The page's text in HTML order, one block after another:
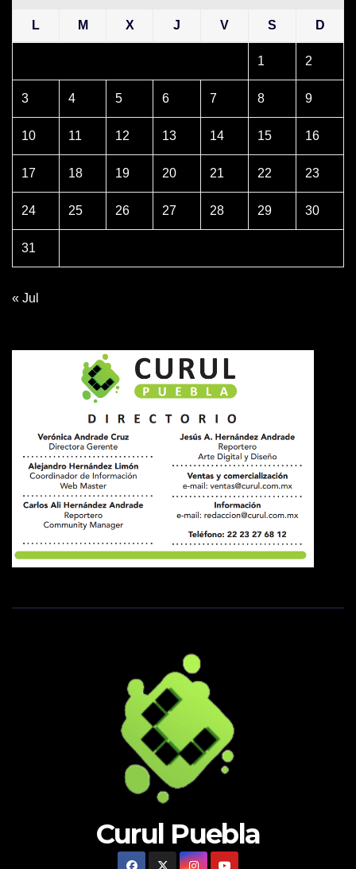
L M X J V S D
1 2
3 4 5 6 7 8 9
10 11 12 13 14 15 16
17 18 19 20 21 22 23
24 25 26 27 28 29 30
31
« Jul
Curul Puebla